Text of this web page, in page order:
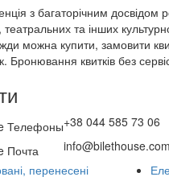
з багаторічним досвідом
театральних та інших
можна купити, замовити
Бронювання квитків без
+38 044 585 73 06
info@bilethouse.com
перенесені